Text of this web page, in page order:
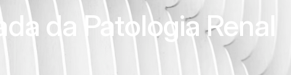
da Patologia Renal